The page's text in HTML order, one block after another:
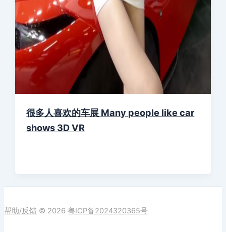
很多人喜欢的车展 Many people like car
shows 3D VR
帮助/反馈 © 2026 粤ICP备2024320365号